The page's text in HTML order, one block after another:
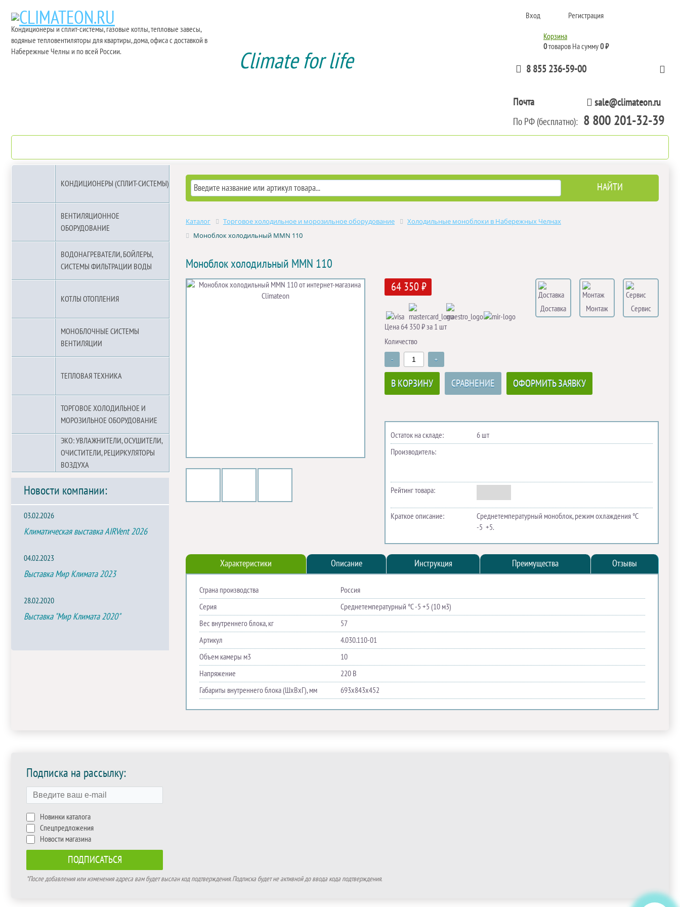
Кондиционеры и сплит-системы, газовые котлы, тепловые завесы,
водяные тепловентиляторы для квартиры, дома, офиса с доставкой в
Набережные Челны и по всей России.
Climate for life
Вход Регистрация
Корзина
0товаров На сумму0 ₽
8 855 236-59-00
Почта sale@climateon.ru
По РФ (бесплатно): 8 800 201-32-39
КОНДИЦИОНЕРЫ (СПЛИТ-СИСТЕМЫ)
ВЕНТИЛЯЦИОННОЕ
ОБОРУДОВАНИЕ
ВОДОНАГРЕВАТЕЛИ, БОЙЛЕРЫ,
СИСТЕМЫ ФИЛЬТРАЦИИ ВОДЫ
КОТЛЫ ОТОПЛЕНИЯ
МОНОБЛОЧНЫЕ СИСТЕМЫ
ВЕНТИЛЯЦИИ
ТЕПЛОВАЯ ТЕХНИКА
ТОРГОВОЕ ХОЛОДИЛЬНОЕ И
МОРОЗИЛЬНОЕ ОБОРУДОВАНИЕ
ЭКО: УВЛАЖНИТЕЛИ, ОСУШИТЕЛИ,
ОЧИСТИТЕЛИ, РЕЦИРКУЛЯТОРЫ
ВОЗДУХА
Новости компании:
03.02.2026
Климатическая выставка AIRVent 2026
04.02.2023
Выставка Мир Климата 2023
28.02.2020
Выставка "Мир Климата 2020"
Каталог Торговое холодильное и морозильное оборудование
Холодильные моноблоки в Набережных Челнах
Моноблок холодильный MMN 110
Моноблок холодильный MMN 110
64 350 ₽
Доставка Монтаж
Сервис
Цена 64 350 ₽ за 1 шт
Количество
- +
В КОРЗИНУ СРАВНЕНИЕ ОФОРМИТЬ ЗАЯВКУ
Остаток на складе:
6 шт
Производитель:
Рейтинг товара:
Краткое описание:
Среднетемпературный моноблок, режим охлаждения °C
-5 +5.
Характеристики Описание Инструкция Преимущества Отзывы
Страна производства
Россия
Серия
Среднетемпературный °C -5 +5 (10 м3)
Вес внутреннего блока, кг
57
Артикул
4.030.110-01
Объем камеры м​3
10
Напряжение
220 В
Габариты внутреннего блока (ШхВхГ), мм
693х843х452
Подписка на рассылку:
Новинки каталога
Спецпредложения
Новости магазина
*После добавления или изменения адреса вам будет выслан код подтверждения. Подписка будет не активной до ввода кода подтверждения.